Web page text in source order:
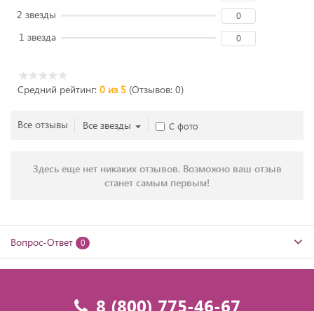
2 звезды 0
1 звезда 0
Средний рейтинг: 0 из 5 (Отзывов: 0)
Все отзывы Все звезды С фото
Здесь еще нет никаких отзывов. Возможно ваш отзыв
станет самым первым!
Вопрос-Ответ 0
8 (800) 775-46-67